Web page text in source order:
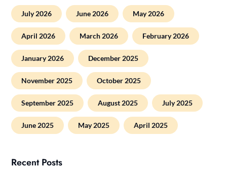
July 2026 June 2026 May 2026
April 2026 March 2026 February 2026
January 2026 December 2025
November 2025 October 2025
September 2025 August 2025 July 2025
June 2025 May 2025 April 2025
Recent Posts